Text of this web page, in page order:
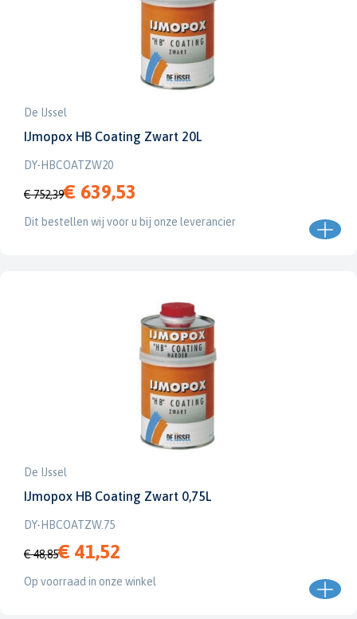
De IJssel
IJmopox HB Coating Zwart 20L
DY-HBCOATZW20
€ 752,39€ 639,53
Dit bestellen wij voor u bij onze leverancier
De IJssel
IJmopox HB Coating Zwart 0,75L
DY-HBCOATZW.75
€ 48,85€ 41,52
Op voorraad in onze winkel